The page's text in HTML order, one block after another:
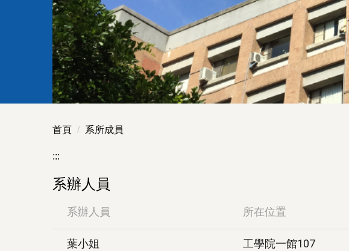
首頁 系所成員
:::
系辦人員
系辦人員 所在位置
葉小姐 工學院一館107